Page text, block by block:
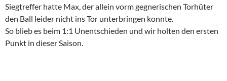
Siegtreffer hatte Max, der allein vorm gegnerischen Torhüter
den Ball leider nicht ins Tor unterbringen konnte.
So blieb es beim 1:1 Unentschieden und wir holten den ersten
Punkt in dieser Saison.